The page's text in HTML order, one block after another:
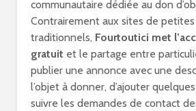
communautaire dédiée au don
Contrairement aux sites de
traditionnels, Fourtoutici met
gratuit et le partage entre
publier une annonce avec une
l’objet à donner, d’ajouter
suivre les demandes de contact